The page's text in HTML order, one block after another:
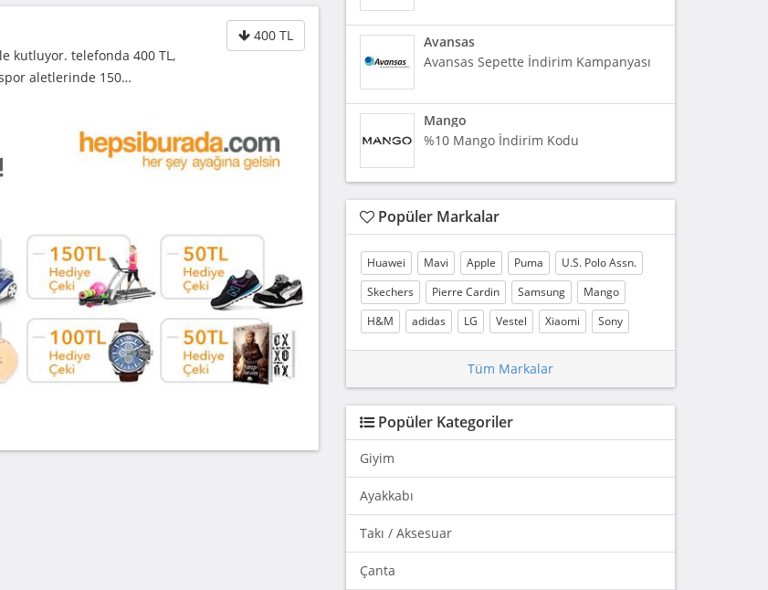
400 TL
kutluyor. telefonda 400 TL,
aletlerinde 150…
Avansas
Avansas Sepette İndirim Kampanyası
Mango
%10 Mango İndirim Kodu
Popüler Markalar
Huawei Mavi Apple Puma
U.S. Polo Assn.
Skechers
Pierre Cardin Samsung
Mango
H&M
adidas LG Vestel Xiaomi Sony
Tüm Markalar
Popüler Kategoriler
Giyim
Ayakkabı
Takı / Aksesuar
Çanta